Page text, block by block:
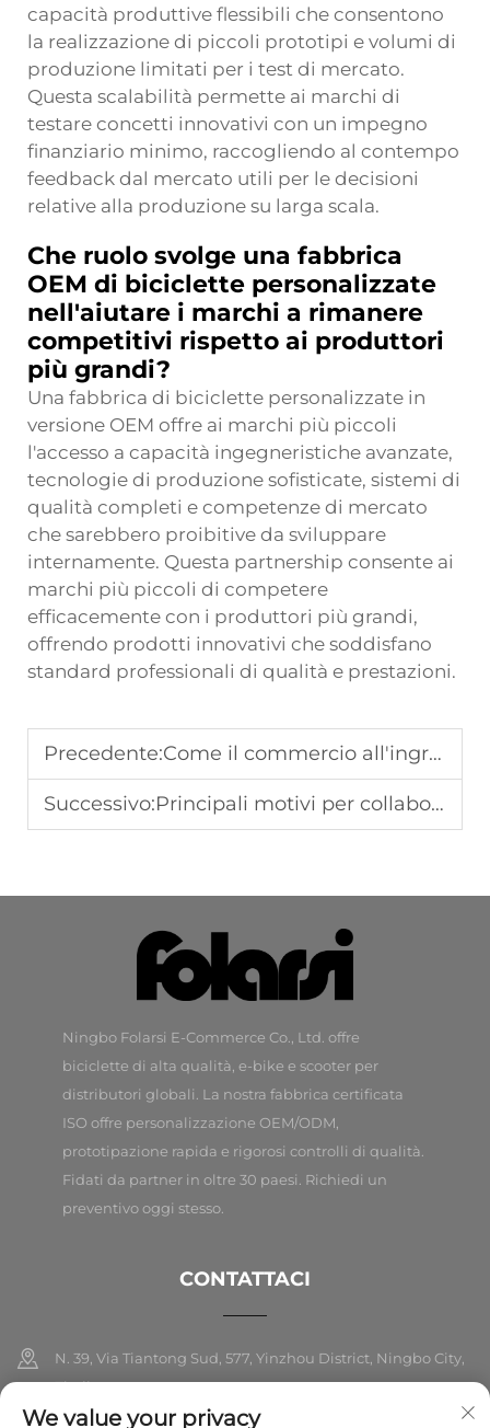
capacità produttive flessibili che consentono
la realizzazione di piccoli prototipi e volumi di
produzione limitati per i test di mercato.
Questa scalabilità permette ai marchi di
testare concetti innovativi con un impegno
finanziario minimo, raccogliendo al contempo
feedback dal mercato utili per le decisioni
relative alla produzione su larga scala.
Che ruolo svolge una fabbrica
OEM di biciclette personalizzate
nell'aiutare i marchi a rimanere
competitivi rispetto ai produttori
più grandi?
Una fabbrica di biciclette personalizzate in
versione OEM offre ai marchi più piccoli
l'accesso a capacità ingegneristiche avanzate,
tecnologie di produzione sofisticate, sistemi di
qualità completi e competenze di mercato
che sarebbero proibitive da sviluppare
internamente. Questa partnership consente ai
marchi più piccoli di competere
efficacemente con i produttori più grandi,
offrendo prodotti innovativi che soddisfano
standard professionali di qualità e prestazioni.
Precedente:Come il commercio all'ingrosso di mountain bike garantisce varietà e approvvigionamento affidabile
Successivo:Principali motivi per collaborare con una fabbrica OEM di biciclette personalizzate
Ningbo Folarsi E-Commerce Co., Ltd. offre
biciclette di alta qualità, e-bike e scooter per
distributori globali. La nostra fabbrica certificata
ISO offre personalizzazione OEM/ODM,
prototipazione rapida e rigorosi controlli di qualità.
Fidati da partner in oltre 30 paesi. Richiedi un
preventivo oggi stesso.
CONTATTACI
N. 39, Via Tiantong Sud, 577, Yinzhou District, Ningbo City,
Zhejiang
We value your privacy